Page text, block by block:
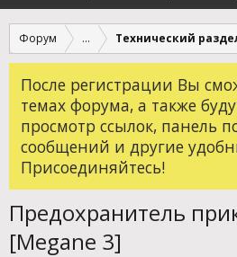
Форум ... Технический
После регистрации Вы
темах форума, а также
просмотр ссылок, панель
сообщений и другие
Присоединяйтесь!
Предохранитель
[Megane 3]